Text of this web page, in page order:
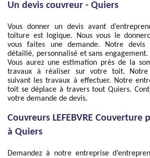
Un devis couvreur - Quiers
Vous donner un devis avant
toiture est logique. Nous vous le
vous faites une demande. Notre devis
détaillé, personnalisé et sans
Vous aurez une estimation près de la
travaux à réaliser sur votre toit. Notre
suivant les travaux à effectuer. Notre
toit se déplace à travers tout Quiers.
votre demande de devis.
Couvreurs LEFEBVRE Couverture
à Quiers
Demandez à notre entreprise